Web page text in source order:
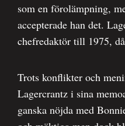
som en förolämpning,
accepterade han det.
chefredaktör till 1975,
Trots konflikter och
Lagercrantz i sina
ganska nöjda med